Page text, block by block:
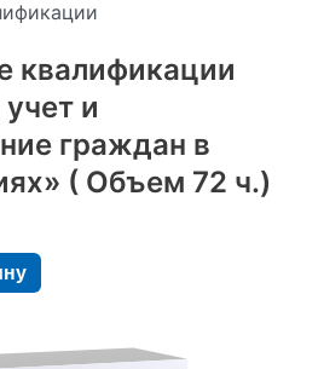
квалификации
и
граждан в
( Объем 72 ч.)